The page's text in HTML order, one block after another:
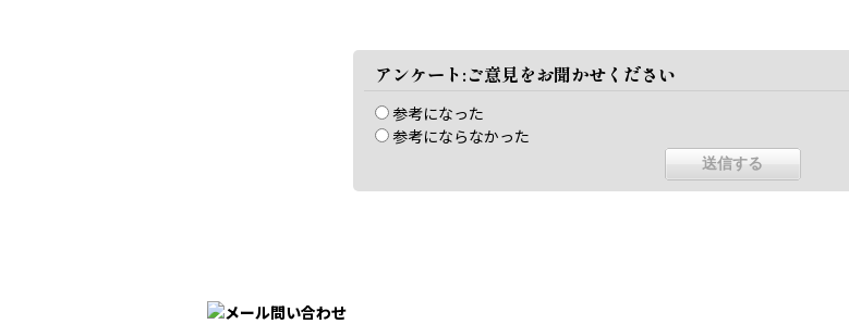
アンケート:ご意見をお聞かせください
参考になった
参考にならなかった